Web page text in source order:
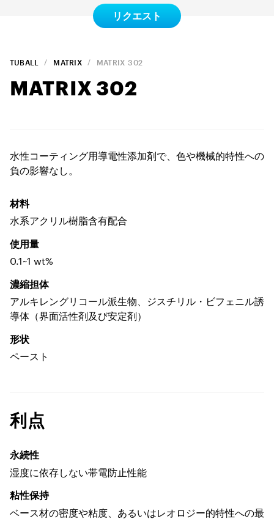
TUBALL MATRIX MATRIX 302
MATRIX 302
リクエスト
水性コーティング用導電性添加剤で、色や機械的特性への
負の影響なし。
材料
水系アクリル樹脂含有配合
使用量
0.1~1 wt%
濃縮担体
アルキレングリコール派生物、ジスチリル・ビフェニル誘
導体（界面活性剤及び安定剤）
形状
ペースト
利点
永続性
湿度に依存しない帯電防止性能
粘性保持
ベース材の密度や粘度、あるいはレオロジー的特性への最